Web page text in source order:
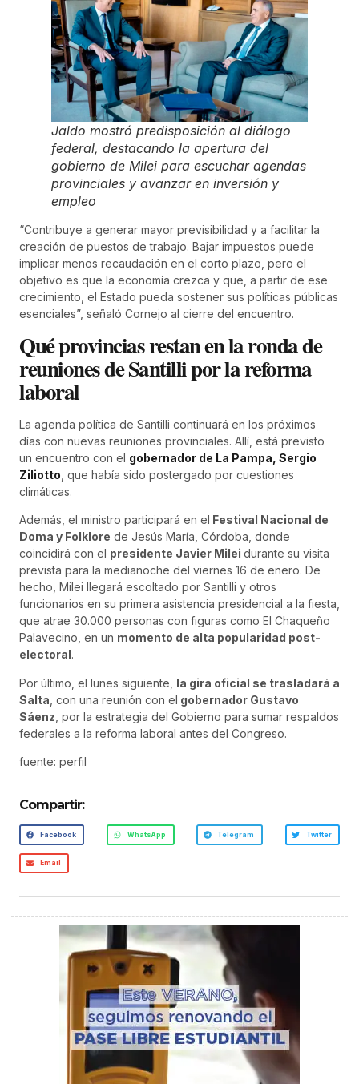
Jaldo mostró predisposición al diálogo
federal, destacando la apertura del
gobierno de Milei para escuchar agendas
provinciales y avanzar en inversión y
empleo
“Contribuye a generar mayor previsibilidad y a facilitar la
creación de puestos de trabajo. Bajar impuestos puede
implicar menos recaudación en el corto plazo, pero el
objetivo es que la economía crezca y que, a partir de ese
crecimiento, el Estado pueda sostener sus políticas públicas
esenciales”, señaló Cornejo al cierre del encuentro.
Qué provincias restan en la ronda de
reuniones de Santilli por la reforma
laboral
La agenda política de Santilli continuará en los próximos
días con nuevas reuniones provinciales. Allí, está previsto
un encuentro con el gobernador de La Pampa, Sergio
Ziliotto , que había sido postergado por cuestiones
climáticas.
Además, el ministro participará en el Festival Nacional de
Doma y Folklore de Jesús María, Córdoba, donde
coincidirá con el presidente Javier Milei durante su visita
prevista para la medianoche del viernes 16 de enero. De
hecho, Milei llegará escoltado por Santilli y otros
funcionarios en su primera asistencia presidencial a la fiesta,
que atrae 30.000 personas con figuras como El Chaqueño
Palavecino, en un momento de alta popularidad post-
electoral.
Por último, el lunes siguiente, la gira oficial se trasladará a
Salta , con una reunión con el gobernador Gustavo
Sáenz , por la estrategia del Gobierno para sumar respaldos
federales a la reforma laboral antes del Congreso.
fuente: perfil
Compartir:
Facebook WhatsApp Telegram Twitter
Email